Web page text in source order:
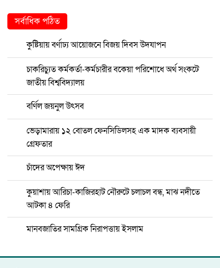
সর্বাধিক পঠিত
কুষ্টিয়ায় বর্ণাঢ্য আয়োজনে বিজয় দিবস উদযাপন
চাকরিচ্যুত কর্মকর্তা-কর্মচারীর বকেয়া পরিশোধে অর্থ সংকটে
জাতীয় বিশ্ববিদ্যালয়
বর্ণিল জয়নুল উৎসব
ভেড়ামারায় ১২ বোতল ফেনসিডিলসহ এক মাদক ব্যবসায়ী
গ্রেফতার
চাঁদের অপেক্ষায় ঈদ
কুয়াশায় আরিচা-কাজিরহাট নৌরুটে চলাচল বন্ধ, মাঝ নদীতে
আটকা ৪ ফেরি
মানবজাতির সামগ্রিক নিরাপত্তায় ইসলাম